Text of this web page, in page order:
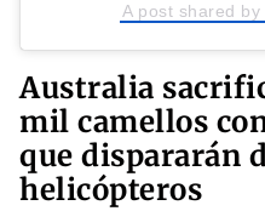
A post shared
Australia
mil camellos
que dispararán
helicópteros